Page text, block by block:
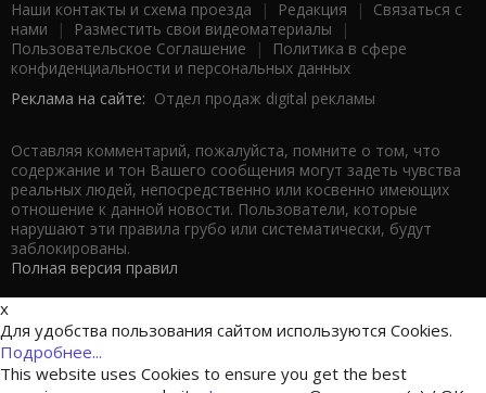
Наши контакты и схема проезда | Редакция | Связаться с
нами | Разместить свои видеоматериалы |
Пользовательское Соглашение |
Политика в сфере
конфиденциальности и персональных данных
Реклама на сайте: Отдел продаж digital рекламы
Оставляя комментарий, пожалуйста, помните о том, что
содержание и тон Вашего сообщения могут задеть чувства
реальных людей, непосредственно или косвенно имеющих
отношение к данной новости. Пользователи, которые
нарушают эти правила грубо или систематически, будут
заблокированы.
Полная версия правил
x
Для удобства пользования сайтом используются Cookies.
Подробнее...
This website uses Cookies to ensure you get the best